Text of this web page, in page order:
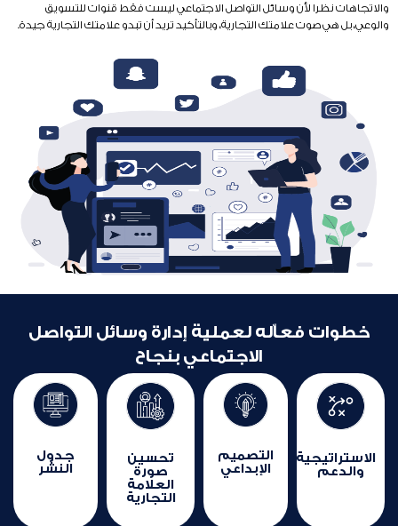
والاتجاهات نظرا لأن وسائل التواصل الاجتماعي ليست فقط قنوات للتسويق
والوعي، بل هي صوت علامتك التجارية، وبالتأكيد تريد أن تبدو علامتك التجارية جيدة.
خطوات فعاّله لعملية إدارة وسائل التواصل
الاجتماعي بنجاح
الاستراتيجية
والدعم
التصميم
الإبداعي
تحسين
صورة
العلامة
التجارية
جدول
النشر